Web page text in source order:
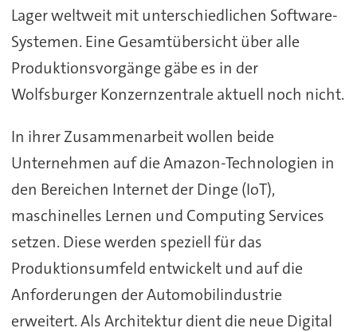
Lager weltweit mit unterschiedlichen Software-
Systemen. Eine Gesamtübersicht über alle
Produktionsvorgänge gäbe es in der
Wolfsburger Konzernzentrale aktuell noch nicht.
In ihrer Zusammenarbeit wollen beide
Unternehmen auf die Amazon-Technologien in
den Bereichen Internet der Dinge (IoT),
maschinelles Lernen und Computing Services
setzen. Diese werden speziell für das
Produktionsumfeld entwickelt und auf die
Anforderungen der Automobilindustrie
erweitert. Als Architektur dient die neue Digital